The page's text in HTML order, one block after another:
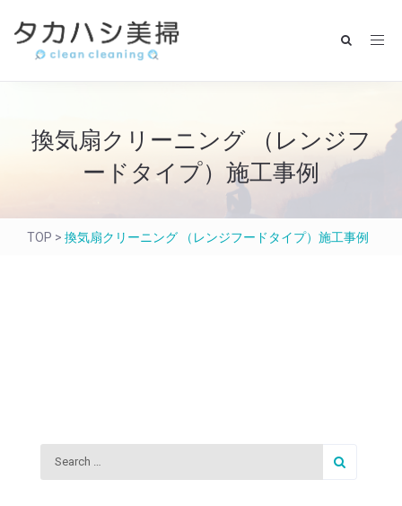
換気扇クリーニング （レンジフ
ードタイプ）施工事例
TOP > 換気扇クリーニング （レンジフードタイプ）施工事例